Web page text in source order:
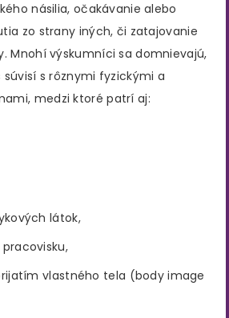
násilia, očakávanie alebo
zo strany iných, či zatajovanie
Mnohí výskumníci sa domnievajú,
s rôznymi fyzickými a
medzi ktoré patrí aj:
látok,
vlastného tela (body image